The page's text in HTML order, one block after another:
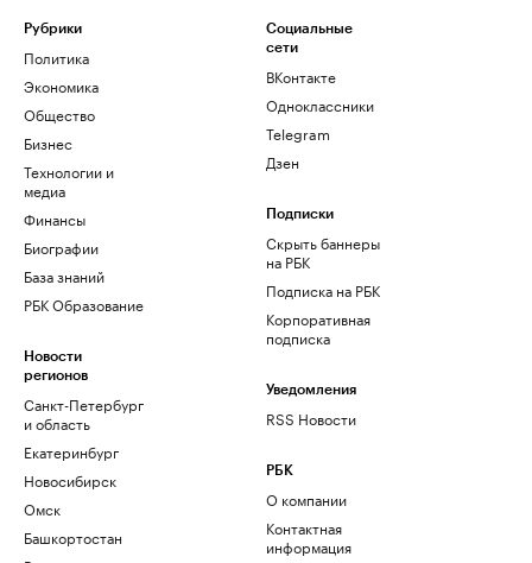
Рубрики
Политика
Экономика
Общество
Бизнес
Технологии и
медиа
Финансы
Биографии
База знаний
РБК Образование
Новости
регионов
Санкт-Петербург
и область
Екатеринбург
Новосибирск
Омск
Башкортостан
Социальные
сети
ВКонтакте
Одноклассники
Telegram
Дзен
Подписки
Скрыть баннеры
на РБК
Подписка на РБК
Корпоративная
подписка
Уведомления
RSS Новости
РБК
О компании
Контактная
информация